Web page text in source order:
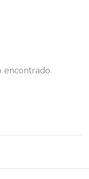
encontrado.